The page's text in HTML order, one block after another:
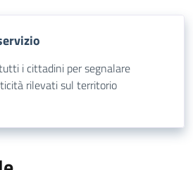
i cittadini per segnalare
rilevati sul territorio